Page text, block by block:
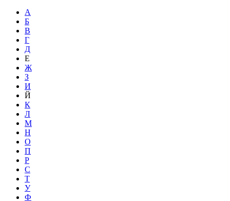
А
Б
В
Г
Д
Е
Ж
З
И
Й
К
Л
М
Н
О
П
Р
С
Т
У
Ф